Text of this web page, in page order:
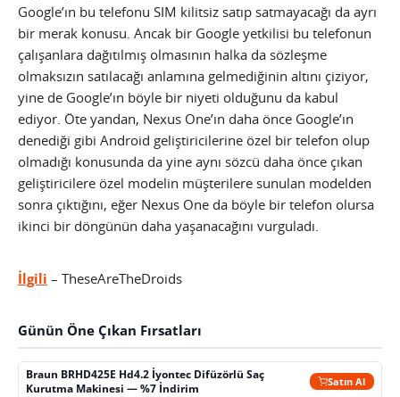
Google’ın bu telefonu SIM kilitsiz satıp satmayacağı da ayrı
bir merak konusu. Ancak bir Google yetkilisi bu telefonun
çalışanlara dağıtılmış olmasının halka da sözleşme
olmaksızın satılacağı anlamına gelmediğinin altını çiziyor,
yine de Google’ın böyle bir niyeti olduğunu da kabul
ediyor. Öte yandan, Nexus One’ın daha önce Google’ın
denediği gibi Android geliştiricilerine özel bir telefon olup
olmadığı konusunda da yine aynı sözcü daha önce çıkan
geliştiricilere özel modelin müşterilere sunulan modelden
sonra çıktığını, eğer Nexus One da böyle bir telefon olursa
ikinci bir döngünün daha yaşanacağını vurguladı.
İlgili – TheseAreTheDroids
Günün Öne Çıkan Fırsatları
Braun BRHD425E Hd4.2 İyontec Difüzörlü Saç
Kurutma Makinesi — %7 İndirim
Satın Al